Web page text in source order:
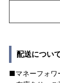
配送につい
■マネーフォワ